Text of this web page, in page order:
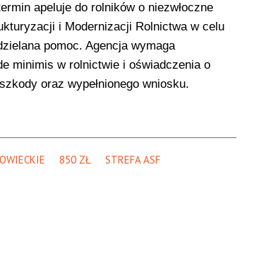
apeluje do rolników o niezwłoczne
i Modernizacji Rolnictwa w celu
pomoc. Agencja wymaga
minimis w rolnictwie i oświadczenia o
oraz wypełnionego wniosku.
850 ZŁ STREFA ASF